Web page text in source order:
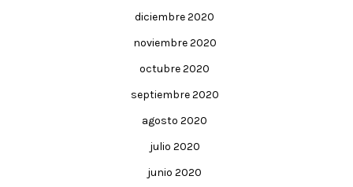
diciembre 2020
noviembre 2020
octubre 2020
septiembre 2020
agosto 2020
julio 2020
junio 2020